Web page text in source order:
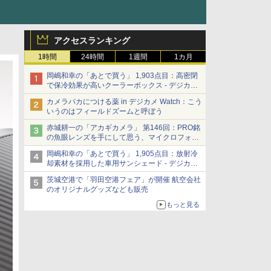
アクセスランキング
1時間 24時間 1週間 1カ月
岡嶋和幸の「あとで買う」 1,903点目：高密閉
で保冷効果が高いクーラーボックス - デジカメ
Watch
カメラバカにつける薬 in デジカメ Watch：こう
いうのはフィールドズームと呼ぼう
赤城耕一の「アカギカメラ」 第146回：PRO銘
の魚眼レンズを手にして思う、マイクロフォー
サーズへの期待と可能性
岡嶋和幸の「あとで買う」 1,905点目：放射冷
却素材を採用した車用サンシェード - デジカメ
Watch
茨城空港で「羽田空港フェア」が開催 航空会社
のオリジナルグッズなども販売
もっと見る